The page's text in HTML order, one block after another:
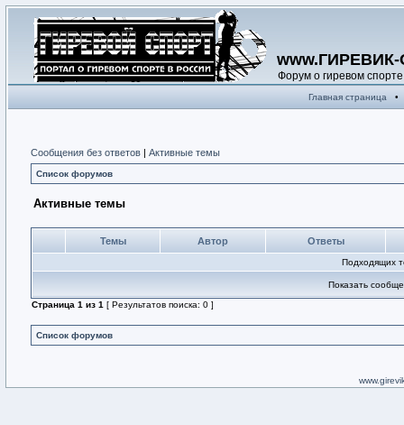
Форум о гиревом спорте
Главная страница •
Сообщения без ответов | Активные темы
Список форумов
Активные темы
Темы Автор Ответы
Подходящих
Показать
Страница 1 из 1 [ Результатов поиска: 0 ]
Список форумов